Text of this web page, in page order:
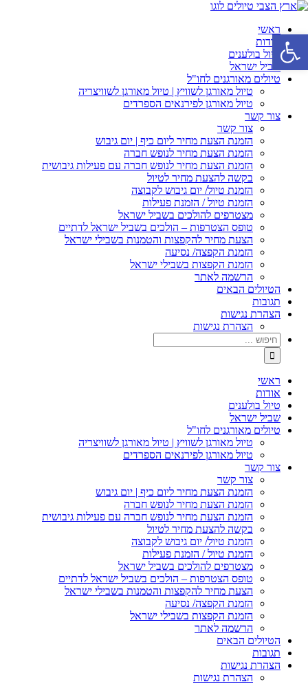
ראשי
אודות
טיול בולענים
שביל ישראל
טיולים מאורגנים לחו"ל
טיול מאורגן לשוויץ | טיול מאורגן לשוויצריה
טיול מאורגן לפירנאים הספרדים
צור קשר
צור קשר
הזמנת הצעת מחיר ליום כיף | יום גיבוש
הזמנת הצעת מחיר לנופש חברה
הזמנת הצעת מחיר לנופש חברה עם פעילות גיבושית
בקשה להצעת מחיר לטיול
הזמנת טיול/ יום גיבוש לקבוצה
הזמנת טיול / הזמנת פעילות
מצטרפים להולכים בשביל ישראל
טופס הצטרפות – הולכים בשביל ישראל לדתיים
הצעת מחיר להקפצות והטמנות בשבילי ישראל
הזמנת הקפצה/ נסיעה
הזמנת הקפצות בשבילי ישראל
הרשמה לאתר
הטיולים הבאים
תגובות
הצהרת נגישות
הצהרת נגישות
ראשי
אודות
טיול בולענים
שביל ישראל
טיולים מאורגנים לחו"ל
טיול מאורגן לשוויץ | טיול מאורגן לשוויצריה
טיול מאורגן לפירנאים הספרדים
צור קשר
צור קשר
הזמנת הצעת מחיר ליום כיף | יום גיבוש
הזמנת הצעת מחיר לנופש חברה
הזמנת הצעת מחיר לנופש חברה עם פעילות גיבושית
בקשה להצעת מחיר לטיול
הזמנת טיול/ יום גיבוש לקבוצה
הזמנת טיול / הזמנת פעילות
מצטרפים להולכים בשביל ישראל
טופס הצטרפות – הולכים בשביל ישראל לדתיים
הצעת מחיר להקפצות והטמנות בשבילי ישראל
הזמנת הקפצה/ נסיעה
הזמנת הקפצות בשבילי ישראל
הרשמה לאתר
הטיולים הבאים
תגובות
הצהרת נגישות
הצהרת נגישות
פתח סרגל נגישות